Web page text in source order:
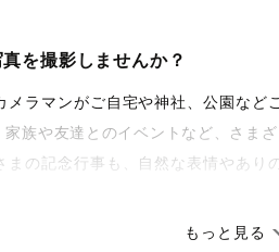
を撮影しませんか？
ラマンがご自宅や神社、公園な
族や友達とのイベントなど、さま
の記念行事も、自然な表情やあり
もっと見る